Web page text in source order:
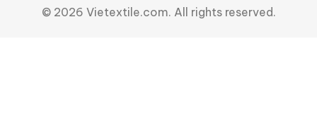
© 2026 Vietextile.com. All rights reserved.